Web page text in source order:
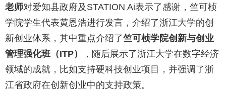
老师对爱知县政府及STATION Ai表示了感谢，竺可桢
学院学生代表黄恩浩进行发言，介绍了浙江大学的创
新创业体系，其中重点介绍了竺可桢学院创新与创业
管理强化班（ITP）
，随后展示了浙江大学在数字经济
领域的成就，比如支持硬科技创业项目，并强调了浙
江省政府在创新创业中的支持政策。